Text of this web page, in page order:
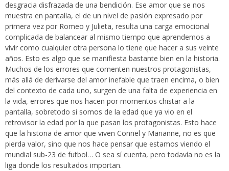
desgracia disfrazada de una bendición. Ese amor que se nos
muestra en pantalla, el de un nivel de pasión expresado por
primera vez por Romeo y Julieta, resulta una carga emocional
complicada de balancear al mismo tiempo que aprendemos a
vivir como cualquier otra persona lo tiene que hacer a sus veinte
años. Esto es algo que se manifiesta bastante bien en la historia.
Muchos de los errores que comenten nuestros protagonistas,
más allá de derivarse del amor inefable que traen encima, o bien
del contexto de cada uno, surgen de una falta de experiencia en
la vida, errores que nos hacen por momentos chistar a la
pantalla, sobretodo si somos de la edad que ya vio en el
retrovisor la edad por la que pasan los protagonistas. Esto hace
que la historia de amor que viven Connel y Marianne, no es que
pierda valor, sino que nos hace pensar que estamos viendo el
mundial sub-23 de futbol… O sea sí cuenta, pero todavía no es la
liga donde los resultados importan.